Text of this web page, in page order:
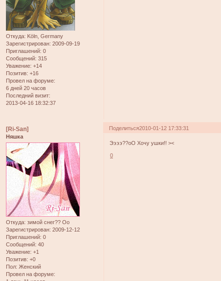
Откуда: Köln, Germany
Зарегистрирован: 2009-09-19
Приглашений: 0
Сообщений: 315
Уважение: +14
Позитив: +16
Провел на форуме:
6 дней 20 часов
Последний визит:
2013-04-16 18:32:37
Поделиться2010-01-12 17:33:31
[Ri-San]
Няшка
Откуда: зимой снег?? Оо
Зарегистрирован: 2009-12-12
Приглашений: 0
Сообщений: 40
Уважение: +1
Позитив: +0
Пол: Женский
Провел на форуме:
Ээээ??оО Хочу ушки!! ><
0